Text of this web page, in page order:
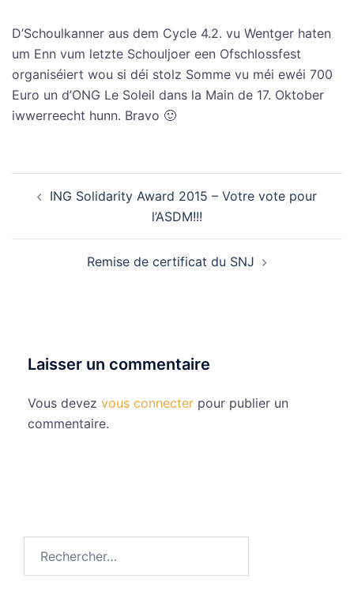
D’Schoulkanner aus dem Cycle 4.2. vu Wentger haten
um Enn vum letzte Schouljoer een Ofschlossfest
organiséiert wou si déi stolz Somme vu méi ewéi 700
Euro un d’ONG Le Soleil dans la Main de 17. Oktober
iwwerreecht hunn. Bravo 🙂
d’article
ING Solidarity Award 2015 – Votre vote pour
l’ASDM!!!
Remise de certificat du SNJ
Laisser un commentaire
Vous devez vous connecter pour publier un
commentaire.